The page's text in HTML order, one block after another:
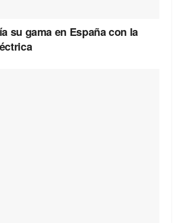
su gama en España con la